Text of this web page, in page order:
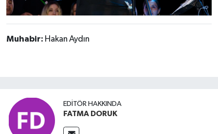
Muhabir: Hakan Aydın
EDITÖR HAKKINDA
FATMA DORUK